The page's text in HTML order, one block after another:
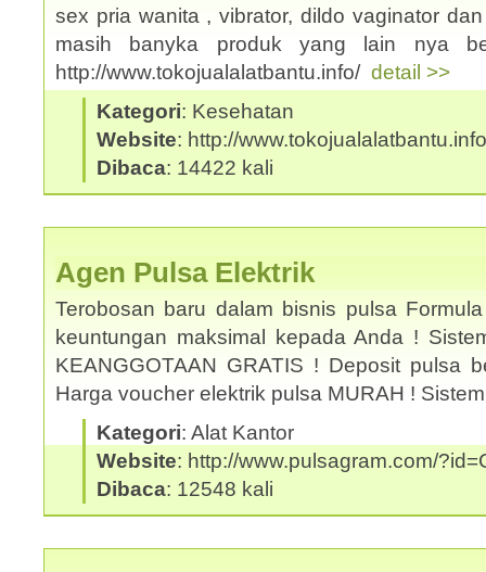
sex pria wanita , vibrator, dildo vaginator
masih banyka produk yang lain nya
http://www.tokojualalatbantu.info/ detail >>
Kategori: Kesehatan
Website: http://www.tokojualalatbantu.info
Dibaca: 14422 kali
Agen Pulsa Elektrik
Terobosan baru dalam bisnis pulsa
keuntungan maksimal kepada Anda !
KEANGGOTAAN GRATIS ! Deposit pulsa
Harga voucher elektrik pulsa MURAH !
Kategori: Alat Kantor
Website: http://www.pulsagram.com/
Dibaca: 12548 kali